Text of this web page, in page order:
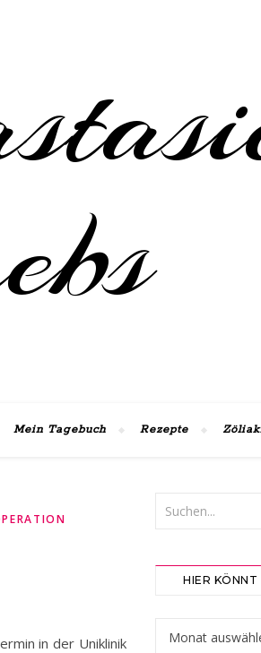
Mein Tagebuch Rezepte
in der Uniklinik
HIER
Hier könnt ihr